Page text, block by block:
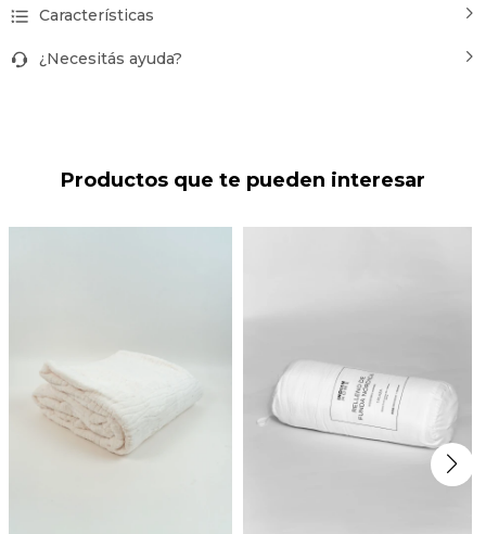
Características
¿Necesitás ayuda?
Productos que te pueden interesar